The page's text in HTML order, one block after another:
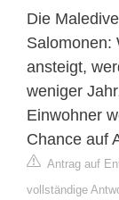
Die
Salomonen:
ansteigt,
weniger
Einwohner
Chance auf
Antrag auf
vollständige